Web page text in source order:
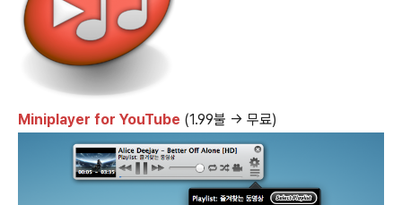
Miniplayer for YouTube (1.99불 → 무료)